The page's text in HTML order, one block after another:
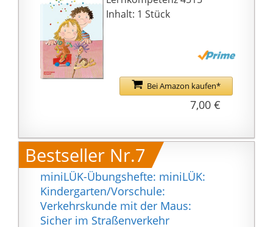
Inhalt: 1 Stück
Bei Amazon kaufen*
7,00 €
Bestseller Nr.7
miniLÜK-Übungshefte: miniLÜK:
Kindergarten/Vorschule:
Verkehrskunde mit der Maus:
Sicher im Straßenverkehr